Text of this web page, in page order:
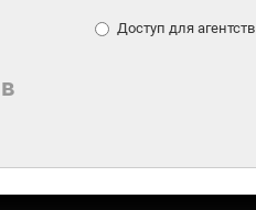
Доступ для агентств